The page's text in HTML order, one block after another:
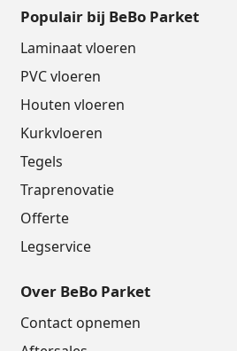
Populair bij BeBo Parket
Laminaat vloeren
PVC vloeren
Houten vloeren
Kurkvloeren
Tegels
Traprenovatie
Offerte
Legservice
Over BeBo Parket
Contact opnemen